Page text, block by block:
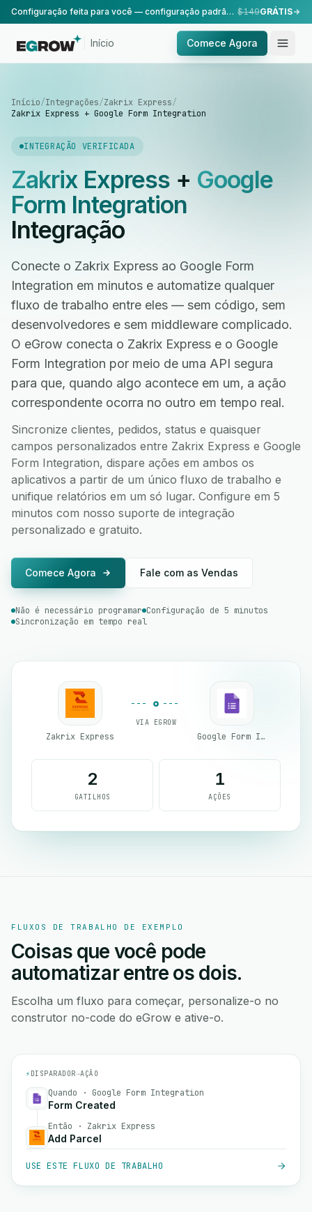
Configuração feita para você — configuração padrão, realizada pela nossa equipe. $149GRÁTIS
Início Comece Agora
Início/Integrações/Zakrix Express/
Zakrix Express + Google Form Integration
INTEGRAÇÃO VERIFICADA
Zakrix Express+ Google
Form Integration
Integração
Conecte o Zakrix Express ao Google Form
Integration em minutos e automatize qualquer
fluxo de trabalho entre eles — sem código, sem
desenvolvedores e sem middleware complicado.
O eGrow conecta o Zakrix Express e o Google
Form Integration por meio de uma API segura
para que, quando algo acontece em um, a ação
correspondente ocorra no outro em tempo real.
Sincronize clientes, pedidos, status e quaisquer
campos personalizados entre Zakrix Express e Google
Form Integration, dispare ações em ambos os
aplicativos a partir de um único fluxo de trabalho e
unifique relatórios em um só lugar. Configure em 5
minutos com nosso suporte de integração
personalizado e gratuito.
Comece Agora Fale com as Vendas
Não é necessário programar Configuração de 5 minutos
Sincronização em tempo real
Zakrix Express
VIA EGROW
Google Form Integration
2
GATILHOS
1
AÇÕES
FLUXOS DE TRABALHO DE EXEMPLO
Coisas que você pode
automatizar entre os dois.
Escolha um fluxo para começar, personalize-o no
construtor no-code do eGrow e ative-o.
⚡ DISPARADOR→AÇÃO
Quando · Google Form Integration
Form Created
Então · Zakrix Express
Add Parcel
USE ESTE FLUXO DE TRABALHO